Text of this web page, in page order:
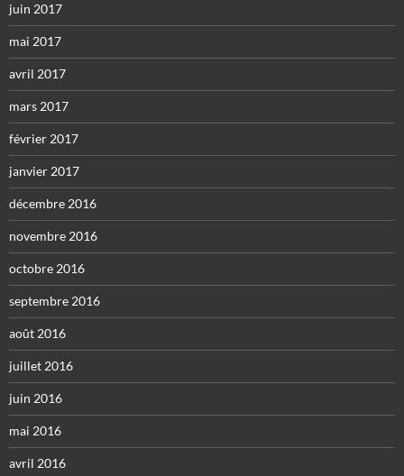
juin 2017
mai 2017
avril 2017
mars 2017
février 2017
janvier 2017
décembre 2016
novembre 2016
octobre 2016
septembre 2016
août 2016
juillet 2016
juin 2016
mai 2016
avril 2016